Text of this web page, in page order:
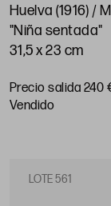
Huelva (1916) /
"Niña sentada"
31,5 x 23 cm
Precio salida 240
vendido
LOTE 561